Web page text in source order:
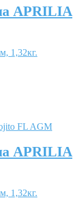
APRILIA
1,32кг.
APRILIA
1,32кг.